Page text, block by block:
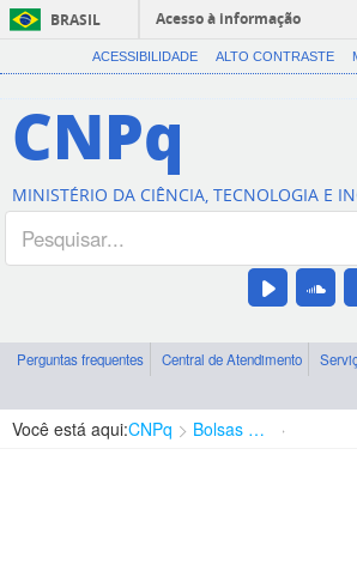
BRASIL
Acesso à informação
ACESSIBILIDADE ALTO CONTRASTE
CNPq
MINISTÉRIO DA CIÊNCIA, TECNOLOGIA E
Perguntas frequentes Central de Atendimento
Você está aqui:CNPq Bolsas e Auxílios Vigentes